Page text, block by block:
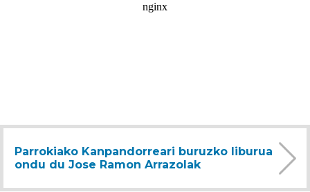
Parrokiako Kanpandorreari buruzko liburua
ondu du Jose Ramon Arrazolak